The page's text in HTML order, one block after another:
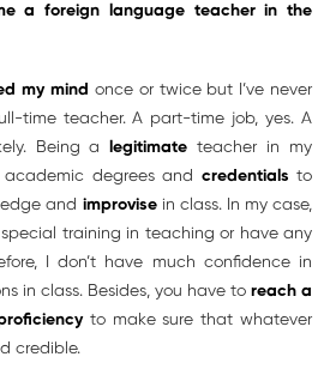
a foreign language teacher in the
my mind once or twice but I’ve never
time teacher. A part-time job, yes. A
Being alegitimate teacher in my
degrees and credentials to
and improvise in class. In my case,
training in teaching or have any
I don’t have much confidence in
in class. Besides, you have to reach a
to make sure that whatever
credible.